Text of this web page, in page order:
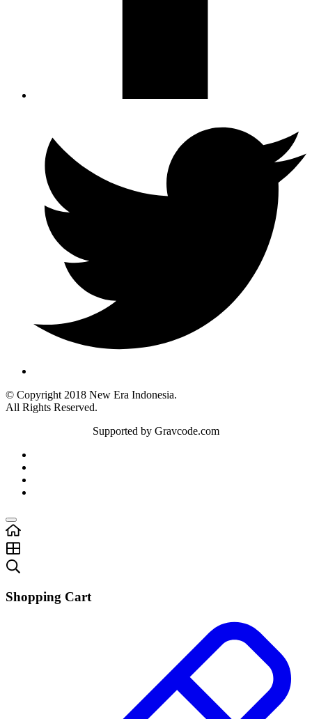
© Copyright 2018 New Era Indonesia.
All Rights Reserved.
Supported by Gravcode.com
Shopping Cart